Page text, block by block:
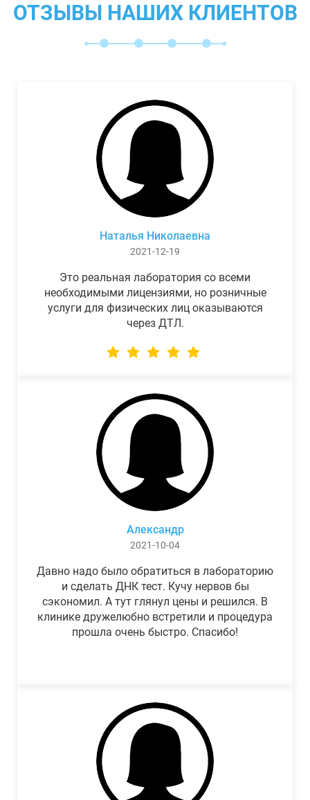
ОТЗЫВЫ НАШИХ КЛИЕНТОВ
Наталья Николаевна
2021-12-19
Это реальная лаборатория со всеми
необходимыми лицензиями, но розничные
услуги для физических лиц оказываются
через ДТЛ.
Александр
2021-10-04
Давно надо было обратиться в лабораторию
и сделать ДНК тест. Кучу нервов бы
сэкономил. А тут глянул цены и решился. В
клинике дружелюбно встретили и процедура
прошла очень быстро. Спасибо!